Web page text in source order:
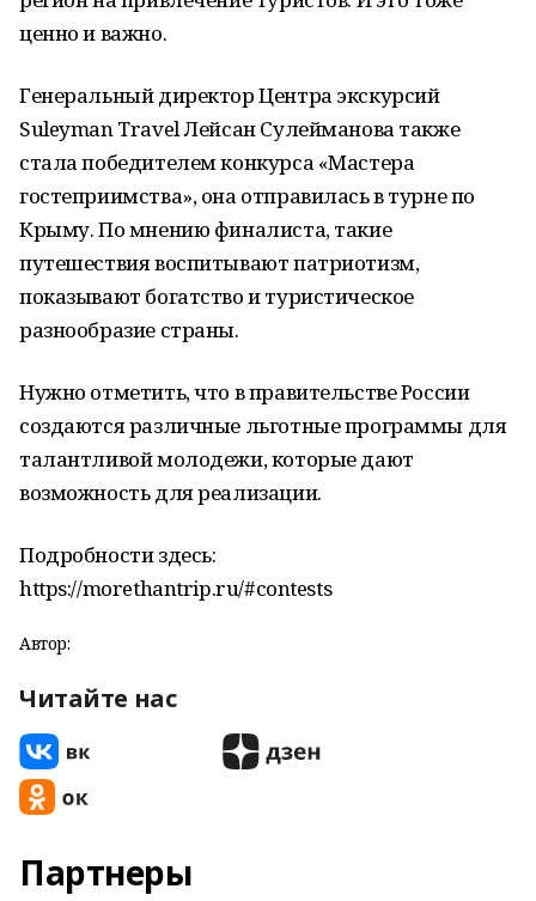
ценно и важно.
Генеральный директор Центра экскурсий
Suleyman Travel Лейсан Сулейманова также
стала победителем конкурса «Мастера
гостеприимства», она отправилась в турне по
Крыму. По мнению финалиста, такие
путешествия воспитывают патриотизм,
показывают богатство и туристическое
разнообразие страны.
Нужно отметить, что в правительстве России
создаются различные льготные программы для
талантливой молодежи, которые дают
возможность для реализации.
Подробности здесь:
https://morethantrip.ru/#contests
Автор:
Читайте нас
Партнеры